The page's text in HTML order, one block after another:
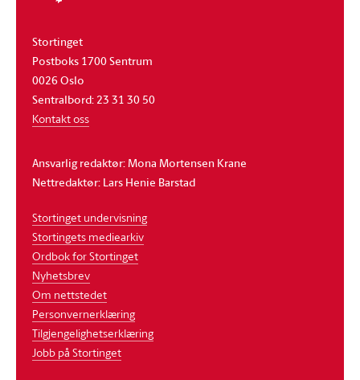
Stortinget
Postboks 1700 Sentrum
0026 Oslo
Sentralbord: 23 31 30 50
Kontakt oss
Ansvarlig redaktør: Mona Mortensen Krane
Nettredaktør: Lars Henie Barstad
Stortinget undervisning
Stortingets mediearkiv
Ordbok for Stortinget
Nyhetsbrev
Om nettstedet
Personvernerklæring
Tilgjengelighetserklæring
Jobb på Stortinget